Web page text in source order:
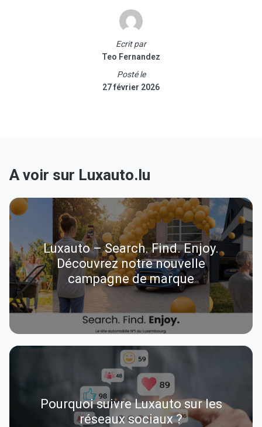
Ecrit par
Teo Fernandez
Posté le
27 février 2026
A voir sur Luxauto.lu
Luxauto – Search. Find. Enjoy.
Découvrez notre nouvelle
campagne de marque
Pourquoi suivre Luxauto sur les
réseaux sociaux ?